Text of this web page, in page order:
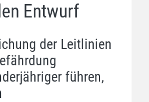
Entwurf
der Leitlinien
führen,